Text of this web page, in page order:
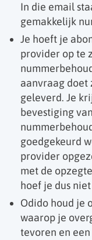
In die email
gemakkelijk
Je hoeft je
provider op te
aanvraag doet
geleverd. Je
bevestiging
goedgekeurd
provider
met de
hoef je dus
Odido houd je
waarop je
tevoren en